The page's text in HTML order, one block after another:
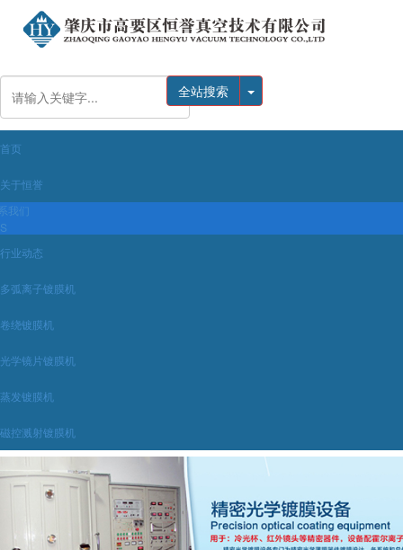
全站搜索
首页
关于恒誉
我们
行业动态
多弧离子镀膜机
卷绕镀膜机
光学镜片镀膜机
蒸发镀膜机
磁控溅射镀膜机